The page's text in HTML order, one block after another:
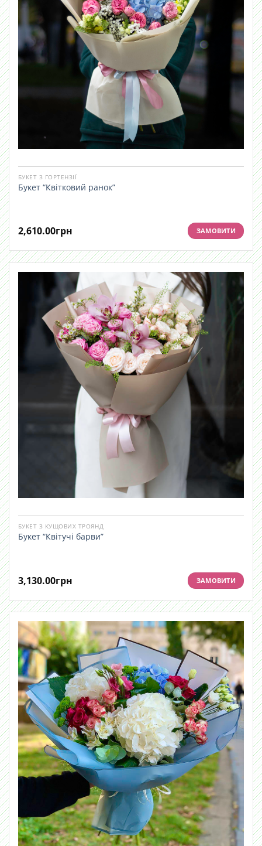
БУКЕТ З ГОРТЕНЗІЇ
Букет “Квітковий ранок”
2,610.00грн ЗАМОВИТИ
БУКЕТ З КУЩОВИХ ТРОЯНД
Букет “Квітучі барви”
3,130.00грн ЗАМОВИТИ